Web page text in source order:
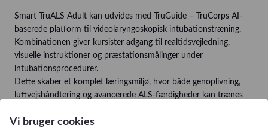
Smart TruALS Adult kan udvides med TruGuide – TruCorps AI-
baserede platform til videolaryngoskopisk intubationstræning.
Kombinationen giver kursister adgang til realtidsvejledning,
visuelle instruktioner og præstationsmålinger under
intubationsprocedurer.
Dette skaber et komplet læringsmiljø, hvor både genoplivning,
luftvejshåndtering og avancerede ALS-færdigheder kan trænes
Vi bruger cookies